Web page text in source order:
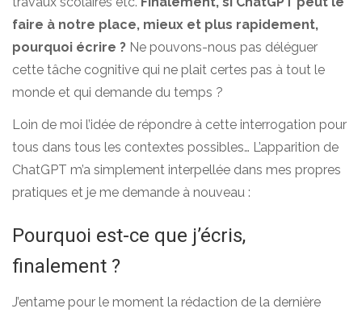
faire à notre place, mieux et plus rapidement,
pourquoi écrire ? Ne pouvons-nous pas déléguer
cette tâche cognitive qui ne plait certes pas à tout le
monde et qui demande du temps ?
Loin de moi l’idée de répondre à cette interrogation pour
tous dans tous les contextes possibles… L’apparition de
ChatGPT m’a simplement interpellée dans mes propres
pratiques et je me demande à nouveau :
Pourquoi est-ce que j’écris,
finalement ?
J’entame pour le moment la rédaction de la dernière